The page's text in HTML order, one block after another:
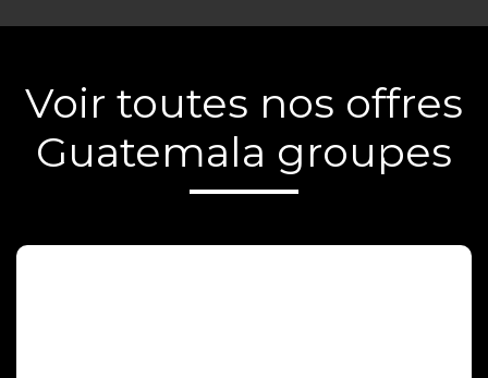
Voir toutes nos offres
Guatemala groupes